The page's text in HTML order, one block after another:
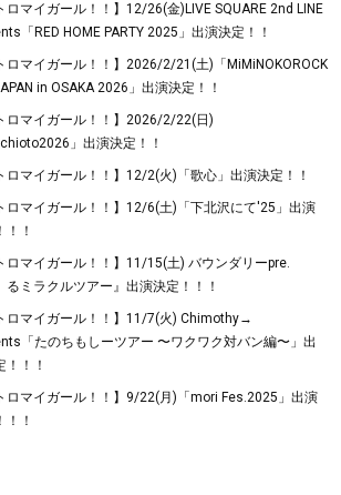
ロマイガール！！】12/26(金)LIVE SQUARE 2nd LINE
「RED HOME PARTY 2025」出演決定！！
ロマイガール！！】2026/2/21(土)「MiMiNOKOROCK
in OSAKA 2026」出演決定！！
ロマイガール！！】2026/2/22(日)
」出演決定！！
ロマイガール！！】12/2(火)「歌心」出演決定！！
ロマイガール！！】12/6(土)「下北沢にて'25」出演
！！
ロマイガール！！】11/15(土) バウンダリーpre.
るミラクルツアー』出演決定！！！
ロマイガール！！】11/7(火) Chimothy→
「たのちもしーツアー 〜ワクワク対バン編〜」出
！！！
ロマイガール！！】9/22(月)「mori Fes.2025」出演
！！